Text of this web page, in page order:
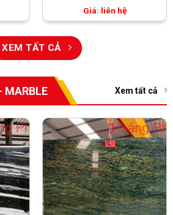
Giá: liên hệ
XEM TẤT CẢ
MARBLE Xem tất cả